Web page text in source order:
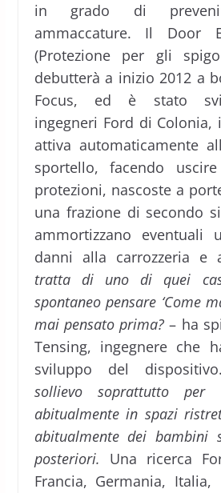
in grado di
ammaccature. Il Door
(Protezione per gli
debutterà a inizio 2012 a
Focus, ed è stato
ingegneri Ford di Colonia,
attiva automaticamente
sportello, facendo
protezioni, nascoste a
una frazione di secondo
ammortizzano eventuali
danni alla carrozzeria e
tratta di uno di quei
spontaneo pensare ‘Come
mai pensato prima? – ha
Tensing, ingegnere che
sviluppo del dispositivo.
sollievo soprattutto per
abitualmente in spazi
abitualmente dei bambini
posteriori. Una ricerca
Francia, Germania,